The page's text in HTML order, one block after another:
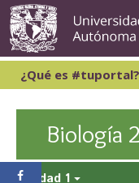
¿Qué es #tuportal?
Lectura y
Lectura y
Lectura y
Inglés 1
Biología 2
Unidad 1